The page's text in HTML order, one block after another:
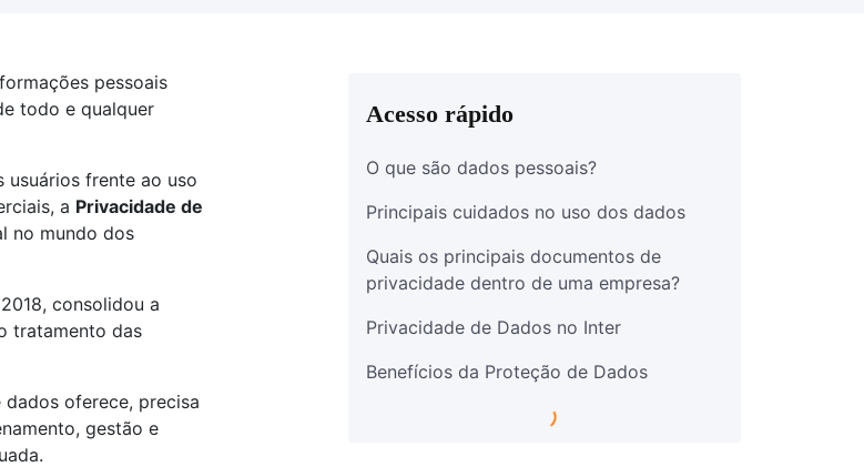
pessoais
todo e qualquer
usuários frente ao uso
a Privacidade de
no mundo dos
consolidou a
tratamento das
oferece, precisa
gestão e
Acesso rápido
O que são dados pessoais?
Principais cuidados no uso dos dados
Quais os principais documentos de
privacidade dentro de uma empresa?
Privacidade de Dados no Inter
Benefícios da Proteção de Dados